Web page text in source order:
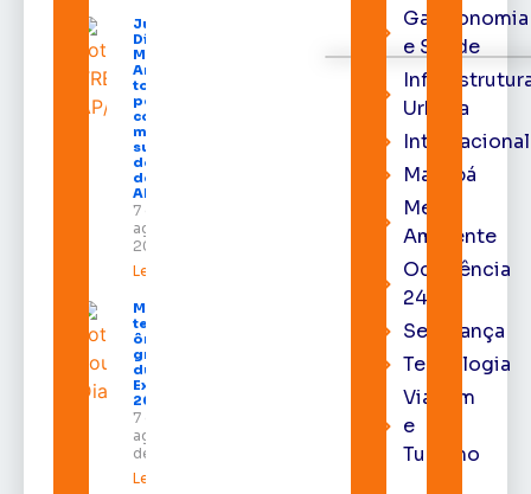
Juiz
Diego
Moura de
Araújo
toma
posse
como
membro
substituto
do Pleno
do TRE-
AP
7 de
agosto de
2026
Leia mais »
Macapá
terá
ônibus
gratuitos
durante a
Expofeira
2026
7 de
agosto
de 2026
Leia mais
Gastronomia
e Saúde
Urbana
Internacional
Macapá
Meio
Ambiente
Ocorrência
24h
Segurança
Tecnologia
Viagem
e
Turismo